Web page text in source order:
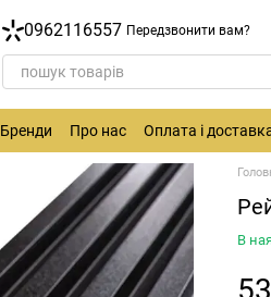
0962116557 Передзвонити вам?
Бренди Про нас Оплата і
В